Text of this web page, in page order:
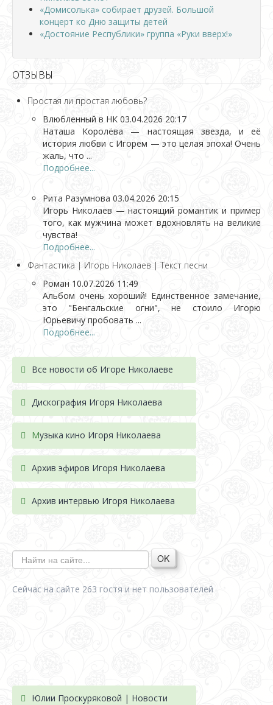
«Домисолька» собирает друзей. Большой
концерт ко Дню защиты детей
«Достояние Республики» группа «Руки вверх!»
ОТЗЫВЫ
Простая ли простая любовь?
Влюбленный в НК 03.04.2026 20:17
Наташа Королёва — настоящая звезда, и её
история любви с Игорем — это целая эпоха! Очень
жаль, что ...
Подробнее...
Рита Разумнова 03.04.2026 20:15
Игорь Николаев — настоящий романтик и пример
того, как мужчина может вдохновлять на великие
чувства!
Подробнее...
Фантастика | Игорь Николаев | Текст песни
Роман 10.07.2026 11:49
Альбом очень хороший! Единственное замечание,
это "Бенгальские огни", не стоило Игорю
Юрьевичу пробовать ...
Подробнее...
Все новости об Игоре Николаеве
Дискография Игоря Николаева
Музыка кино Игоря Николаева
Архив эфиров Игоря Николаева
Архив интервью Игоря Николаева
OK
Сейчас на сайте 263 гостя и нет пользователей
Юлии Проскуряковой | Новости